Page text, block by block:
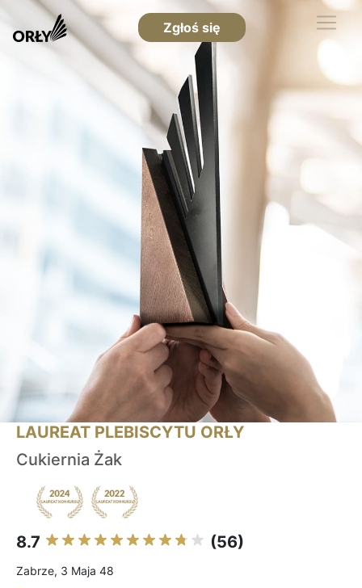
Zgłoś się
LAUREAT PLEBISCYTU ORŁY
Cukiernia Żak
8.7 (56)
Zabrze, 3 Maja 48